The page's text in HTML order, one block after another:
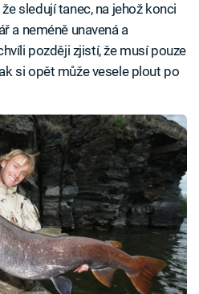
sledují tanec, na jehož konci
a neméně unavená a
později zjistí, že musí pouze
si opět může vesele plout po